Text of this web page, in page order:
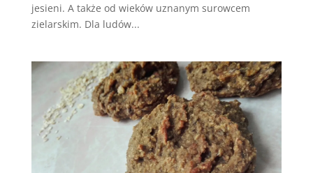
jesieni. A także od wieków uznanym surowcem
zielarskim. Dla ludów...